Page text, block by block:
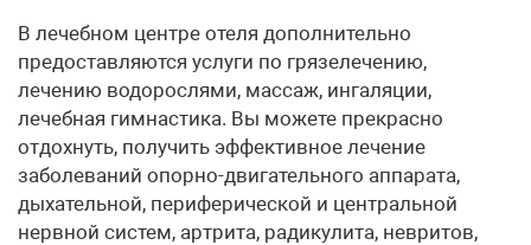
В лечебном центре отеля дополнительно
предоставляются услуги по грязелечению,
лечению водорослями, массаж, ингаляции,
лечебная гимнастика. Вы можете прекрасно
отдохнуть, получить эффективное лечение
заболеваний опорно-двигательного аппарата,
дыхательной, периферической и центральной
нервной систем, артрита, радикулита, невритов,